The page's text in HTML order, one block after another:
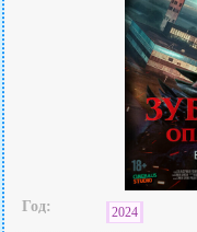
Год: 2024